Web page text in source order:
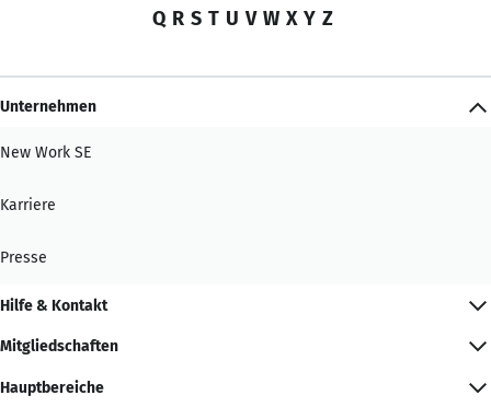
Q R S T U V W X Y Z
Unternehmen
New Work SE
Karriere
Presse
Hilfe & Kontakt
Mitgliedschaften
Hauptbereiche